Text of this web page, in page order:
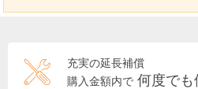
充実の延長補償
購入金額内で 何度でも